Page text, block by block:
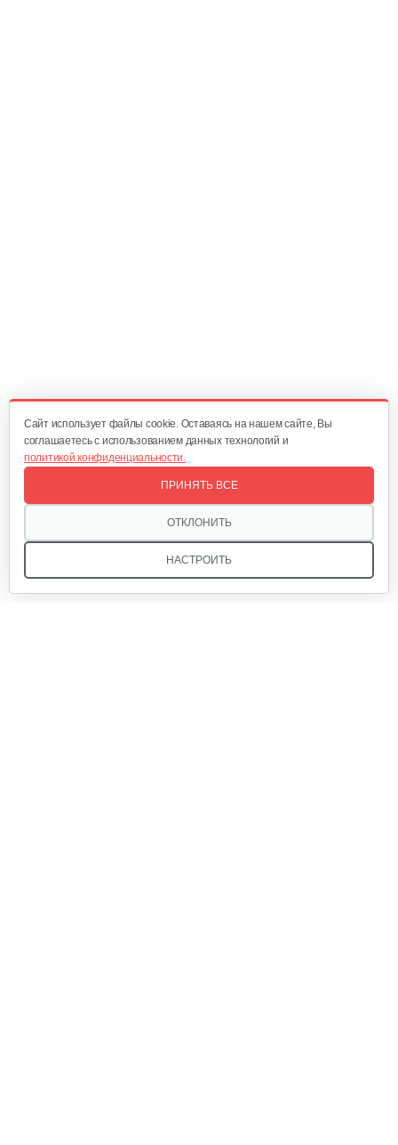
Cайт использует файлы cookie. Оставаясь на нашем сайте, Вы
соглашаетесь с использованием данных технологий и
политикой конфиденциальности.
НАСТРОИТЬ
ОТКЛОНИТЬ
ПРИНЯТЬ ВСЕ